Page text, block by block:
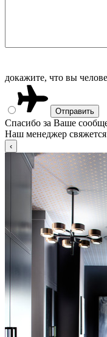
докажите, что вы
Спасибо за Ваше
Наш менеджер